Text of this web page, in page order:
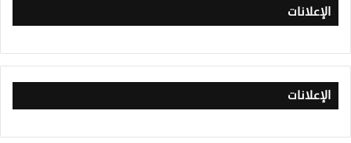
الإعلانات
الإعلانات